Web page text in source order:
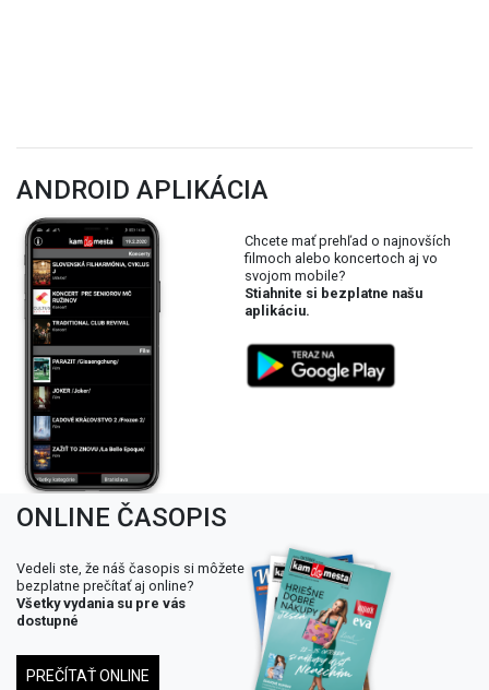
ANDROID APLIKÁCIA
Chcete mať prehľad o najnovších
filmoch alebo koncertoch aj vo
svojom mobile?
Stiahnite si bezplatne našu
aplikáciu.
ONLINE ČASOPIS
Vedeli ste, že náš časopis si môžete
bezplatne prečítať aj online?
Všetky vydania su pre vás
dostupné
PREČÍTAŤ ONLINE